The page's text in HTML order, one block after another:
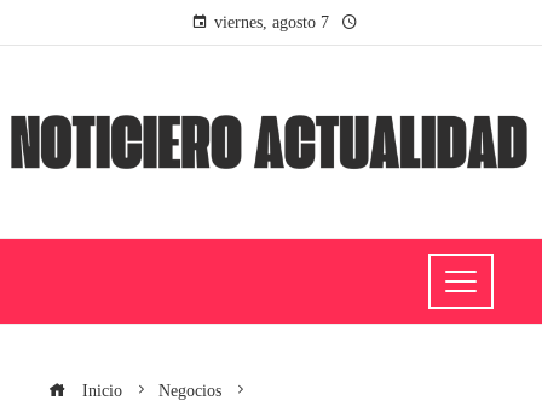
viernes, agosto 7
Inicio
Negocios